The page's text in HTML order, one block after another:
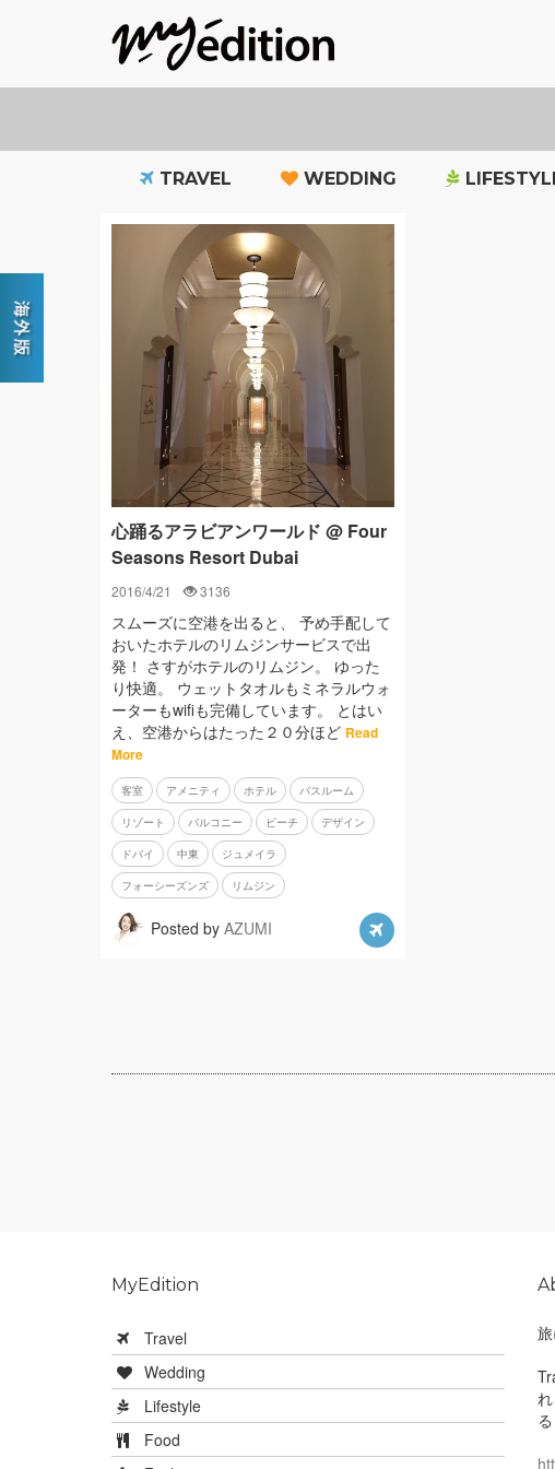
TRAVEL WEDDING
心踊るアラビアンワールド @ Four
Seasons Resort Dubai
2016/4/21 3136
スムーズに空港を出ると、 予め手配して
おいたホテルのリムジンサービスで出
発！ さすがホテルのリムジン。 ゆった
り快適。 ウェットタオルもミネラルウォ
ーターもwifiも完備しています。 とはい
え、空港からはたった２０分ほど Read
More
客室 アメニティ ホテル バスルーム
リゾート バルコニー ビーチ デザイン
ドバイ 中東 ジュメイラ
フォーシーズンズ リムジン
Posted by AZUMI
MyEdition
Travel
Wedding
Lifestyle
Food